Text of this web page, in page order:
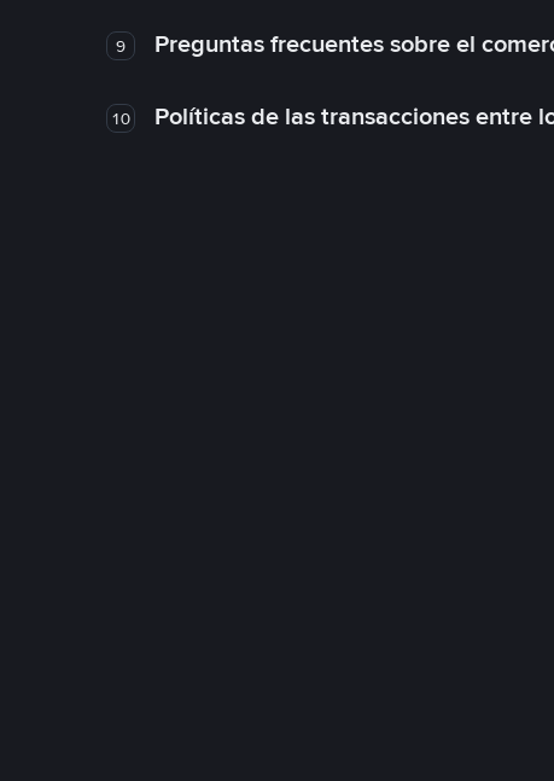
9 Preguntas frecuentes sobre el
10 Políticas de las transacciones entre